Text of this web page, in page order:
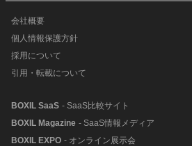
会社概要
個人情報保護方針
採用について
引用・転載について
BOXIL SaaS - SaaS比較サイト
BOXIL Magazine - SaaS情報メディア
BOXIL EXPO - オンライン展示会